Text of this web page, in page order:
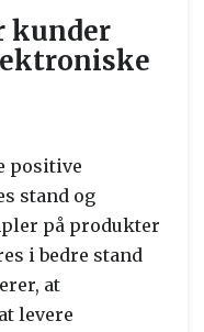
kunder
positive
stand og
på produkter
i bedre stand
at
levere